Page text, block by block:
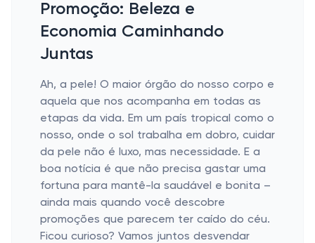
Promoção: Beleza e
Economia Caminhando
Juntas
Ah, a pele! O maior órgão do nosso corpo e
aquela que nos acompanha em todas as
etapas da vida. Em um país tropical como o
nosso, onde o sol trabalha em dobro, cuidar
da pele não é luxo, mas necessidade. E a
boa notícia é que não precisa gastar uma
fortuna para mantê-la saudável e bonita –
ainda mais quando você descobre
promoções que parecem ter caído do céu.
Ficou curioso? Vamos juntos desvendar